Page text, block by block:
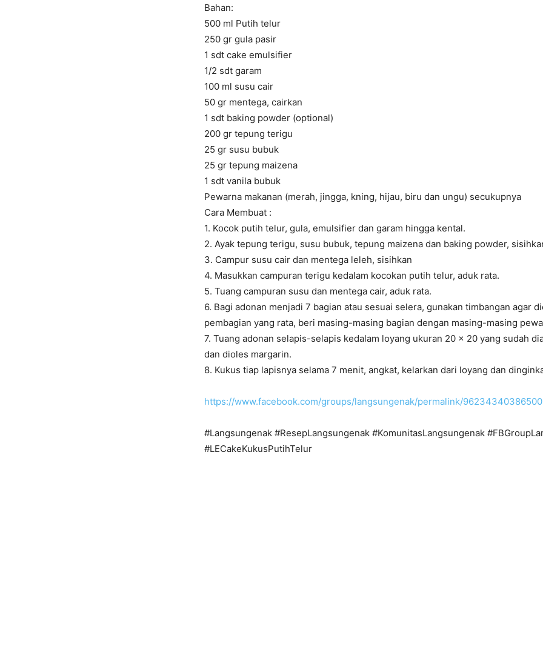
Bahan:
500 ml Putih telur
250 gr gula pasir
1 sdt cake emulsifier
1/2 sdt garam
100 ml susu cair
50 gr mentega, cairkan
1 sdt baking powder (optional)
200 gr tepung terigu
25 gr susu bubuk
25 gr tepung maizena
1 sdt vanila bubuk
Pewarna makanan (merah, jingga, kning, hijau, biru dan ungu) secukupnya
Cara Membuat :
1. Kocok putih telur, gula, emulsifier dan garam hingga kental.
2. Ayak tepung terigu, susu bubuk, tepung maizena dan baking powder,
3. Campur susu cair dan mentega leleh, sisihkan
4. Masukkan campuran terigu kedalam kocokan putih telur, aduk rata.
5. Tuang campuran susu dan mentega cair, aduk rata.
6. Bagi adonan menjadi 7 bagian atau sesuai selera, gunakan timbangan agar
pembagian yang rata, beri masing-masing bagian dengan masing-masing
7. Tuang adonan selapis-selapis kedalam loyang ukuran 20 x 20 yang sudah
dan dioles margarin.
8. Kukus tiap lapisnya selama 7 menit, angkat, kelarkan dari loyang dan
https://www.facebook.com/groups/langsungenak/permalink/
#Langsungenak #ResepLangsungenak #KomunitasLangsungenak
#LECakeKukusPutihTelur